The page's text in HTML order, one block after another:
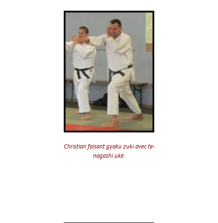
Christian faisant gyaku zuki avec te-
nagashi uke.